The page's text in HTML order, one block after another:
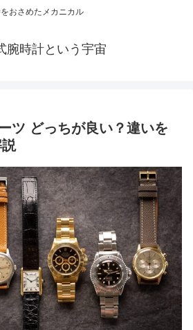
おさめたメカニカル
腕時計という宇宙
ツ どっちが良い？違いを